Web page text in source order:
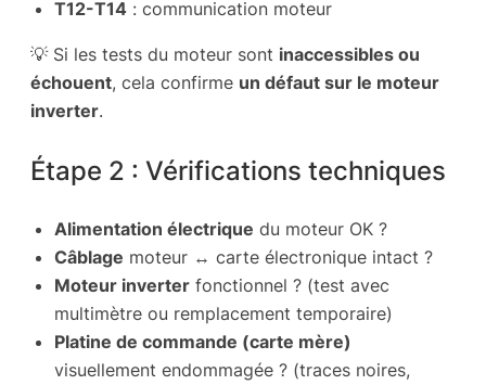
T12-T14 : communication moteur
💡 Si les tests du moteur sont inaccessibles ou
échouent, cela confirme un défaut sur le moteur
inverter.
Étape 2 : Vérifications techniques
Alimentation électrique du moteur OK ?
Câblage moteur ↔ carte électronique intact ?
Moteur inverter fonctionnel ? (test avec
multimètre ou remplacement temporaire)
Platine de commande (carte mère)
visuellement endommagée ? (traces noires,